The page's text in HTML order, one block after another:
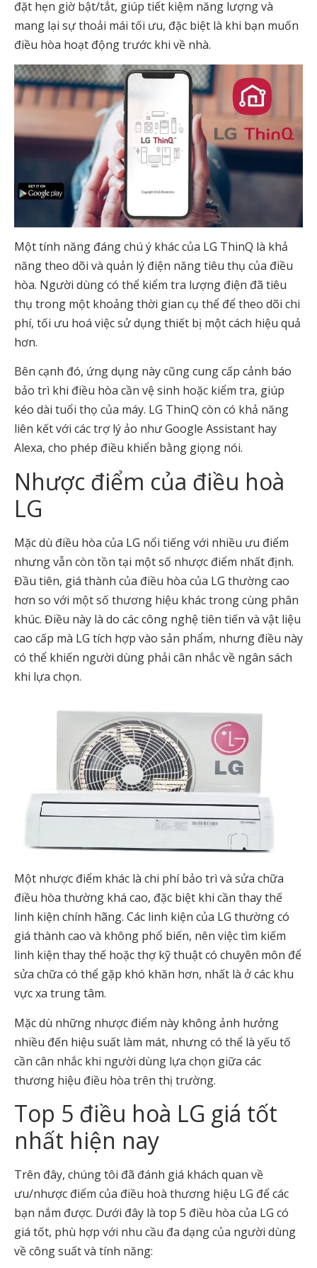
đặt hẹn giờ bật/tắt, giúp tiết kiệm năng lượng và
mang lại sự thoải mái tối ưu, đặc biệt là khi bạn muốn
điều hòa hoạt động trước khi về nhà.
Một tính năng đáng chú ý khác của LG ThinQ là khả
năng theo dõi và quản lý điện năng tiêu thụ của điều
hòa. Người dùng có thể kiểm tra lượng điện đã tiêu
thụ trong một khoảng thời gian cụ thể để theo dõi chi
phí, tối ưu hoá việc sử dụng thiết bị một cách hiệu quả
hơn.
Bên cạnh đó, ứng dụng này cũng cung cấp cảnh báo
bảo trì khi điều hòa cần vệ sinh hoặc kiểm tra, giúp
kéo dài tuổi thọ của máy. LG ThinQ còn có khả năng
liên kết với các trợ lý ảo như Google Assistant hay
Alexa, cho phép điều khiển bằng giọng nói.
Nhược điểm của điều hoà
LG
Mặc dù điều hòa của LG nổi tiếng với nhiều ưu điểm
nhưng vẫn còn tồn tại một số nhược điểm nhất định.
Đầu tiên, giá thành của điều hòa của LG thường cao
hơn so với một số thương hiệu khác trong cùng phân
khúc. Điều này là do các công nghệ tiên tiến và vật liệu
cao cấp mà LG tích hợp vào sản phẩm, nhưng điều này
có thể khiến người dùng phải cân nhắc về ngân sách
khi lựa chọn.
Một nhược điểm khác là chi phí bảo trì và sửa chữa
điều hòa thường khá cao, đặc biệt khi cần thay thế
linh kiện chính hãng. Các linh kiện của LG thường có
giá thành cao và không phổ biến, nên việc tìm kiếm
linh kiện thay thế hoặc thợ kỹ thuật có chuyên môn để
sửa chữa có thể gặp khó khăn hơn, nhất là ở các khu
vực xa trung tâm.
Mặc dù những nhược điểm này không ảnh hưởng
nhiều đến hiệu suất làm mát, nhưng có thể là yếu tố
cần cân nhắc khi người dùng lựa chọn giữa các
thương hiệu điều hòa trên thị trường.
Top 5 điều hoà LG giá tốt
nhất hiện nay
Trên đây, chúng tôi đã đánh giá khách quan về
ưu/nhược điểm của điều hoà thương hiệu LG để các
bạn nắm được. Dưới đây là top 5 điều hòa của LG có
giá tốt, phù hợp với nhu cầu đa dạng của người dùng
về công suất và tính năng: